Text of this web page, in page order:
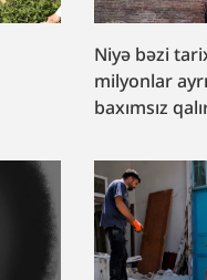
Niyə bəzi
milyonlar
baxımsız